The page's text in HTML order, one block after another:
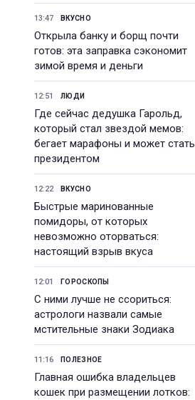
13:47 ВКУСНО
Открыла банку и борщ почти
готов: эта заправка сэкономит
зимой время и деньги
12:51 ЛЮДИ
Где сейчас дедушка Гарольд,
который стал звездой мемов:
бегает марафоны и может стать
президентом
12:22 ВКУСНО
Быстрые маринованные
помидоры, от которых
невозможно оторваться:
настоящий взрыв вкуса
12:01 ГОРОСКОПЫ
С ними лучше не ссориться:
астрологи назвали самые
мстительные знаки Зодиака
11:16 ПОЛЕЗНОЕ
Главная ошибка владельцев
кошек при размещении лотков: